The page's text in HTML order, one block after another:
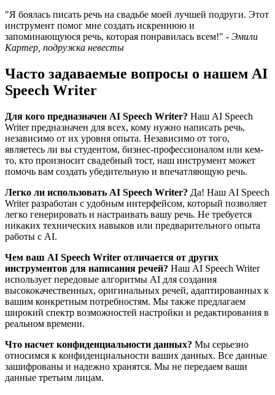
"Я боялась писать речь на свадьбе моей лучшей подруги. Этот
инструмент помог мне создать искреннюю и
запоминающуюся речь, которая понравилась всем!" - Эмили
Картер, подружка невесты
Часто задаваемые вопросы о нашем AI
Speech Writer​
Для кого предназначен AI Speech Writer​? Наш AI Speech
Writer​ предназначен для всех, кому нужно написать речь,
независимо от их уровня опыта. Независимо от того,
являетесь ли вы студентом, бизнес-профессионалом или кем-
то, кто произносит свадебный тост, наш инструмент может
помочь вам создать убедительную и впечатляющую речь.
Легко ли использовать AI Speech Writer​? Да! Наш AI Speech
Writer​ разработан с удобным интерфейсом, который позволяет
легко генерировать и настраивать вашу речь. Не требуется
никаких технических навыков или предварительного опыта
работы с AI.
Чем ваш AI Speech Writer​ отличается от других
инструментов для написания речей? Наш AI Speech Writer​
использует передовые алгоритмы AI для создания
высококачественных, оригинальных речей, адаптированных к
вашим конкретным потребностям. Мы также предлагаем
широкий спектр возможностей настройки и редактирования в
реальном времени.
Что насчет конфиденциальности данных? Мы серьезно
относимся к конфиденциальности ваших данных. Все данные
зашифрованы и надежно хранятся. Мы не передаем ваши
данные третьим лицам.